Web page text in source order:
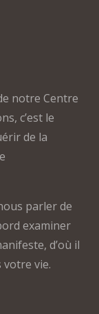
notre Centre
c’est le
de la
parler de
examiner
d’où il
votre vie.